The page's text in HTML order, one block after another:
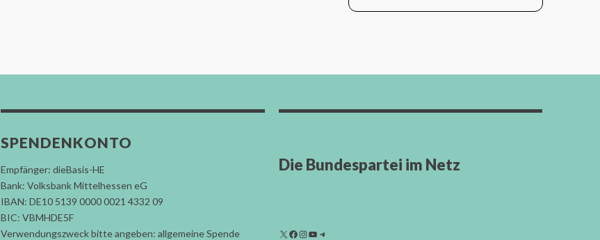
SPENDENKONTO
Empfänger: dieBasis-HE
Bank: Volksbank Mittelhessen eG
IBAN: DE10 5139 0000 0021 4332 09
BIC: VBMHDE5F
Verwendungszweck bitte angeben: allgemeine Spende
Die Bundespartei im Netz